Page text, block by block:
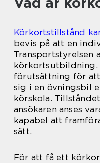
Körkortstillstånd
bevis på att en
Transportstyrelsen
körkortsutbildning.
förutsättning för
sig i en övningsbil
körskola.
ansökaren anses
kapabel att
sätt.
För att få ett